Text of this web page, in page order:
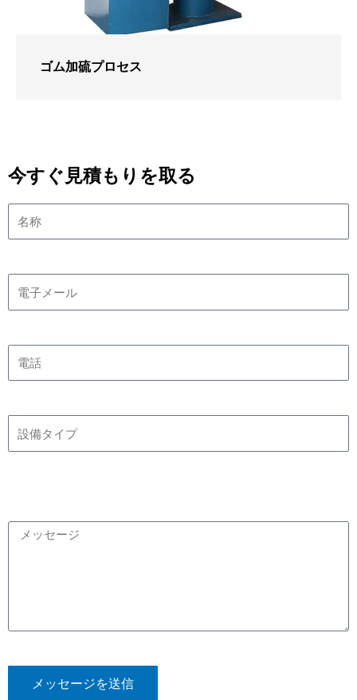
ゴム加硫プロセス
今すぐ見積もりを取る
メッセージを送信